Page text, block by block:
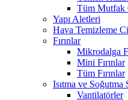
Tüm Mutfak
Yapı Aletleri
Hava Temizleme
Fırınlar
Mikrodalga
Mini Fırınlar
Tüm Fırınlar
Isıtma ve Soğutma
Vantilatörler